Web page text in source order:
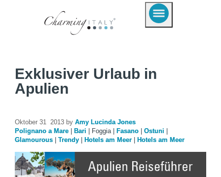
Exklusiver Urlaub in
Apulien
Oktober 31 2013 by Amy Lucinda Jones
Polignano a Mare
Bari Foggia Fasano Ostuni
Glamourous
Trendy Hotels am Meer Hotels am Meer